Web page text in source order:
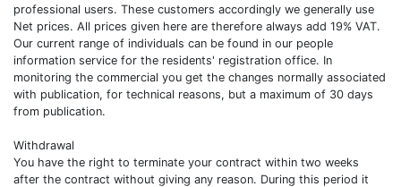
professional users. These customers accordingly we generally use
Net prices. All prices given here are therefore always add 19% VAT.
Our current range of individuals can be found in our people
information service for the residents' registration office. In
monitoring the commercial you get the changes normally associated
with publication, for technical reasons, but a maximum of 30 days
from publication.
Withdrawal
You have the right to terminate your contract within two weeks
after the contract without giving any reason. During this period it